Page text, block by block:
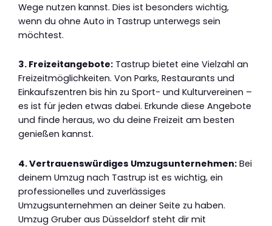
Wege nutzen kannst. Dies ist besonders wichtig,
wenn du ohne Auto in Tastrup unterwegs sein
möchtest.
3. Freizeitangebote: Tastrup bietet eine Vielzahl an
Freizeitmöglichkeiten. Von Parks, Restaurants und
Einkaufszentren bis hin zu Sport- und Kulturvereinen –
es ist für jeden etwas dabei. Erkunde diese Angebote
und finde heraus, wo du deine Freizeit am besten
genießen kannst.
4. Vertrauenswürdiges Umzugsunternehmen: Bei
deinem Umzug nach Tastrup ist es wichtig, ein
professionelles und zuverlässiges
Umzugsunternehmen an deiner Seite zu haben.
Umzug Gruber aus Düsseldorf steht dir mit